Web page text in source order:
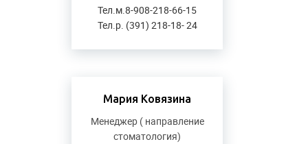
Тел.м.8-908-218-66-15
Тел.р. (391) 218-18- 24
Мария Ковязина
Менеджер ( направление
стоматология)